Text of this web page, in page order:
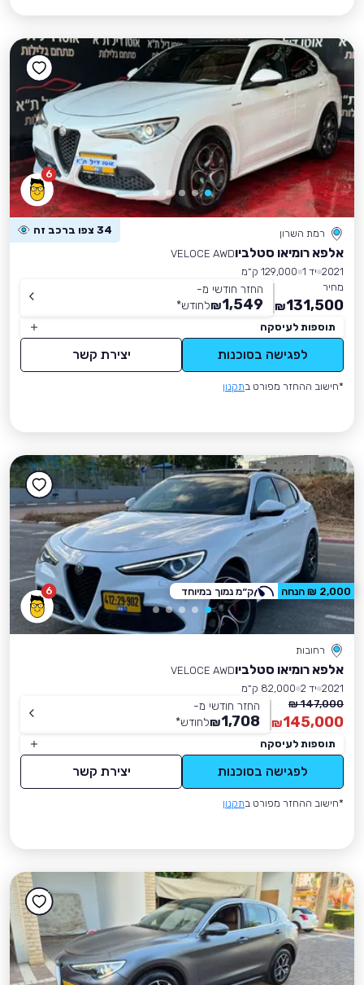
6
רמת השרון 34 צפו ברכב זה
אלפא רומיאו סטלביוVELOCE AWD
2021 יד 1
129,000 ק״מ
מחיר
131,500
₪
החזר חודשי מ-
1,549
₪לחודש*
תוספות לעיסקה
לפגישה בסוכנות יצירת קשר
*חישוב ההחזר מפורט בתקנון
6
רחובות
אלפא רומיאו סטלביוVELOCE AWD
2021 יד 2
82,000 ק״מ
147,000 ₪
145,000
₪
החזר חודשי מ-
1,708
₪לחודש*
תוספות לעיסקה
לפגישה בסוכנות יצירת קשר
*חישוב ההחזר מפורט בתקנון
2,000 ₪ הנחה ק״מ נמוך במיוחד